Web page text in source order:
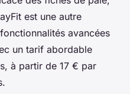
est une autre
avancées
un tarif abordable
à partir de 17 € par